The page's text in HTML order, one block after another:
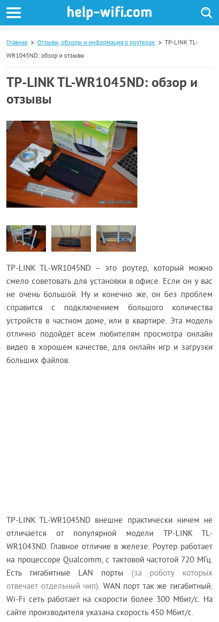
Главная Отзывы, обзоры и информация о роутерах
TP-LINK TL-
WR1045ND: обзор и отзывы
TP-LINK TL-WR1045ND: обзор и
отзывы
TP-LINK TL-WR1045ND – это роутер, который можно
смело советовать для установки в офисе. Если он у вас
не очень большой. Ну и конечно же, он без проблем
справится с подключением большого количества
устройств в частном доме, или в квартире. Эта модель
отлично подойдет всем любителям просмотра онлайн
видео в хорошем качестве, для онлайн игр и загрузки
больших файлов.
TP-LINK TL-WR1045ND внешне практически ничем не
отличается от популярной модели TP-LINK TL-
WR1043ND. Главное отличие в железе. Роутер работает
на процессоре Qualcomm, с тактовой частотой 720 МГц.
Есть гигабитные LAN порты (за роботу которых
отвечает отдельный чип). WAN порт так же гигабитный.
Wi-Fi сеть работает на скорости более 300 Мбит/с. На
сайте производителя указана скорость 450 Мбит/с.